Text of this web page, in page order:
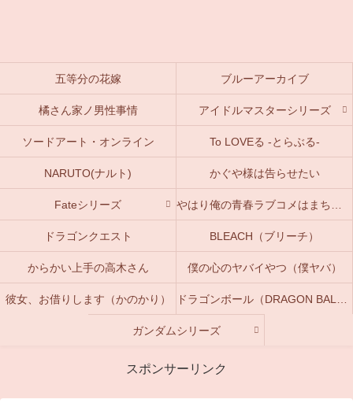
五等分の花嫁 ブルーアーカイブ
橘さん家ノ男性事情 アイドルマスターシリーズ
ソードアート・オンライン To LOVEる -とらぶる-
NARUTO(ナルト) かぐや様は告らせたい
Fateシリーズ
ドラゴンクエスト BLEACH（ブリーチ）
からかい上手の高木さん 僕の心のヤバイやつ（僕ヤバ）
彼女、お借りします（かのかり）
ガンダムシリーズ
スポンサーリンク